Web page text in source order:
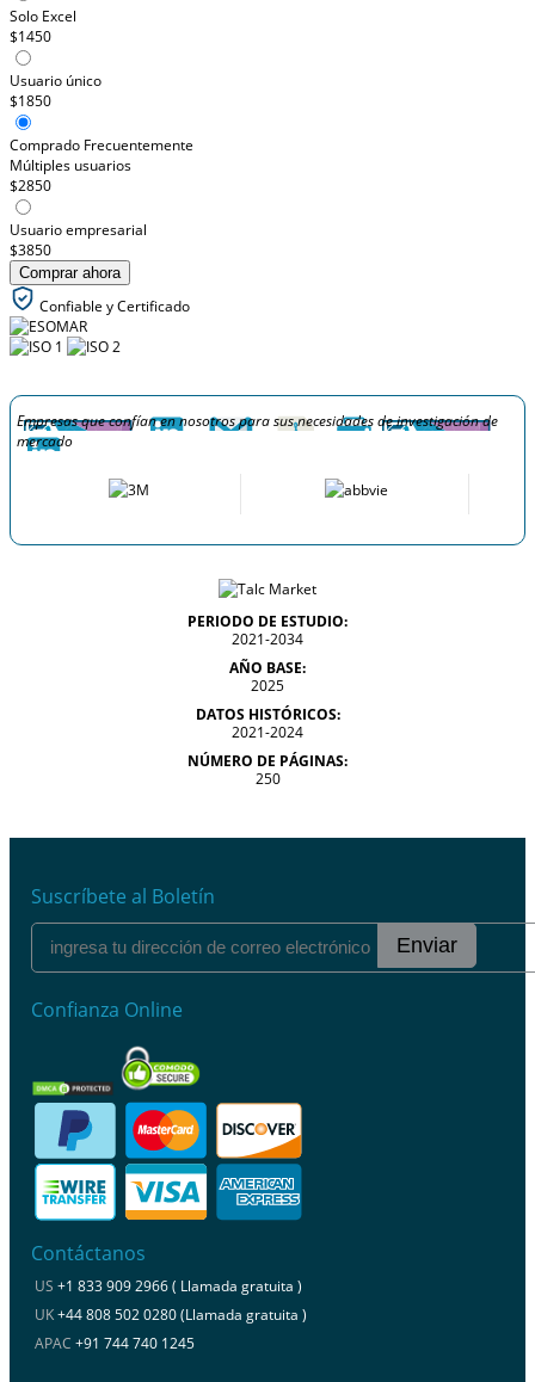
Solo Excel
$1450
Usuario único
$1850
Comprado Frecuentemente
Múltiples usuarios
$2850
Usuario empresarial
$3850
Comprar ahora
Confiable y Certificado
Empresas que confían en nosotros para sus necesidades de investigación de
mercado
PERIODO DE ESTUDIO:
2021-2034
AÑO BASE:
2025
DATOS HISTÓRICOS:
2021-2024
NÚMERO DE PÁGINAS:
250
Suscríbete al Boletín
Enviar
Confianza Online
Contáctanos
US +1 833 909 2966 ( Llamada gratuita )
UK+44 808 502 0280 (Llamada gratuita )
APAC +91 744 740 1245